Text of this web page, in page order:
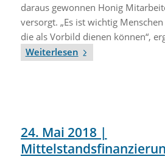
daraus gewonnen Honig
versorgt. „Es ist wichtig
die als Vorbild dienen können“,
Weiterlesen
24. Mai 2018 |